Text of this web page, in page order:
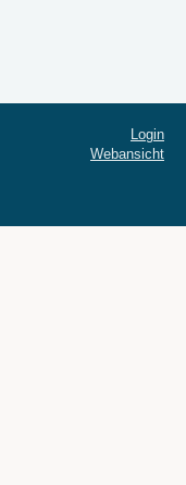
Login
Webansicht